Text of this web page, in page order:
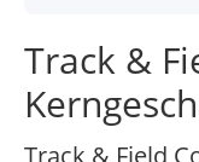
Track &